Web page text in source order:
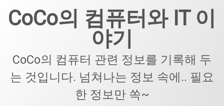
content
CoCo의 컴퓨터와 IT 이
야기
CoCo의 컴퓨터 관련 정보를 기록해 두
는 것입니다. 넘쳐나는 정보 속에.. 필요
한 정보만 쏙~